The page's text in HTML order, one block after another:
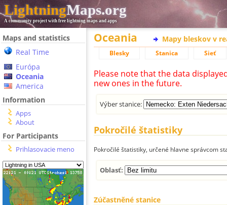
LightningMaps.org
A community project with free lightning maps and apps
Maps and statistics
Real Time
Európa
Oceania
America
Information
Apps
About
For Participants
Prihlasovacie meno
Oceania Mapy bleskov v
Blesky Stanica Sieť
Please note that the data
new ones in the future.
Výber stanice:
Pokročilé štatistiky
Pokročilé štatistiky, určené hlavne správcom
Oblasť:
Zúčastněné stanice